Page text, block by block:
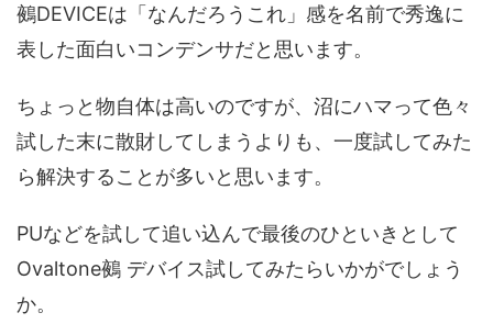
鵺DEVICEは「なんだろうこれ」感を名前で秀逸に
表した面白いコンデンサだと思います。
ちょっと物自体は高いのですが、沼にハマって色々
試した末に散財してしまうよりも、一度試してみた
ら解決することが多いと思います。
PUなどを試して追い込んで最後のひといきとして
Ovaltone鵺 デバイス試してみたらいかがでしょう
か。